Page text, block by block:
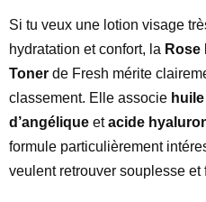
Si tu veux une lotion visage
hydratation et confort, la Rose
Toner de Fresh mérite
classement. Elle associe
d’angélique etacide
formule particulièrement
veulent retrouver souplesse et